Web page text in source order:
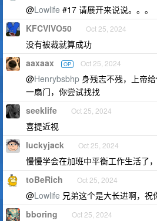
@Lowlife #17 请展开来说说。。。
KFCVIVO50 Oct 25, 2024
没有被裁就算成功
aaxaax OP Oct 25, 2024
@Henrybsbhp 身残志不残，上帝
一扇门，你尝试找找
seeklife Oct 25, 2024
喜提近视
luckyjack Oct 25, 2024
慢慢学会在加班中平衡工作生活了
toBeRich Oct 25, 2024
@Lowlife 兄弟这个是大长进啊，祝
bboring Oct 25, 2024